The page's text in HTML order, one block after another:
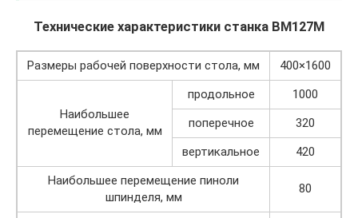
Технические характеристики станка ВМ127М
Размеры рабочей поверхности стола, мм 400×1600
Наибольшее
перемещение стола, мм
продольное
1000
поперечное
320
вертикальное
420
Наибольшее перемещение пиноли
шпинделя, мм
80